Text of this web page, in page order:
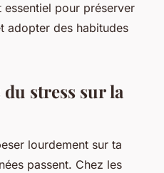
essentiel pour préserver
adopter des habitudes
du stress sur la
lourdement sur ta
passent. Chez les